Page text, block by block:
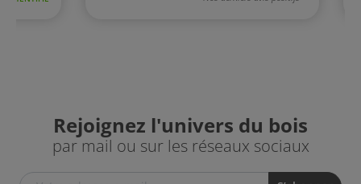
Rejoignez l'univers du bois
par mail ou sur les réseaux sociaux